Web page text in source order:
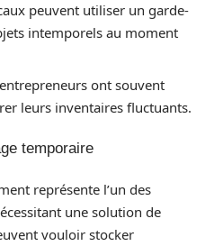
peuvent utiliser un garde-
intemporels au moment
ont souvent
leurs inventaires fluctuants.
temporaire
représente l’un des
une solution de
vouloir stocker